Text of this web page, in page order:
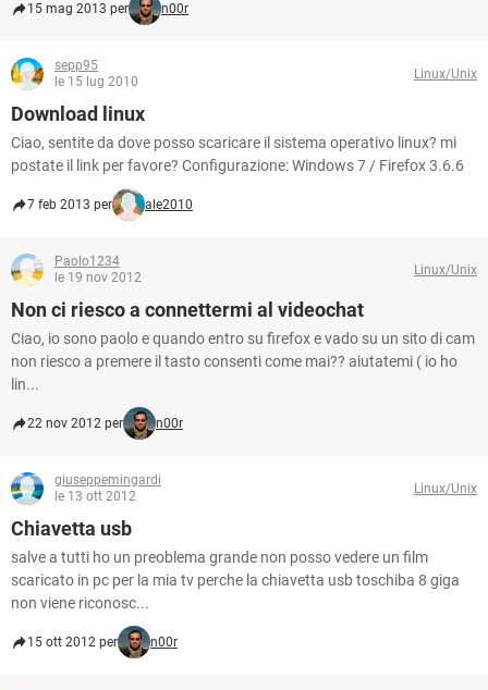
15 mag 2013 per n00r
sepp95
le 15 lug 2010
Linux/Unix
Download linux
Ciao, sentite da dove posso scaricare il sistema operativo linux? mi
postate il link per favore? Configurazione: Windows 7 / Firefox 3.6.6
7 feb 2013 per ale2010
Paolo1234
le 19 nov 2012
Linux/Unix
Non ci riesco a connettermi al videochat
Ciao, io sono paolo e quando entro su firefox e vado su un sito di cam
non riesco a premere il tasto consenti come mai?? aiutatemi ( io ho
lin...
22 nov 2012 per n00r
giuseppemingardi
le 13 ott 2012
Linux/Unix
Chiavetta usb
salve a tutti ho un preoblema grande non posso vedere un film
scaricato in pc per la mia tv perche la chiavetta usb toschiba 8 giga
non viene riconosc...
15 ott 2012 per n00r